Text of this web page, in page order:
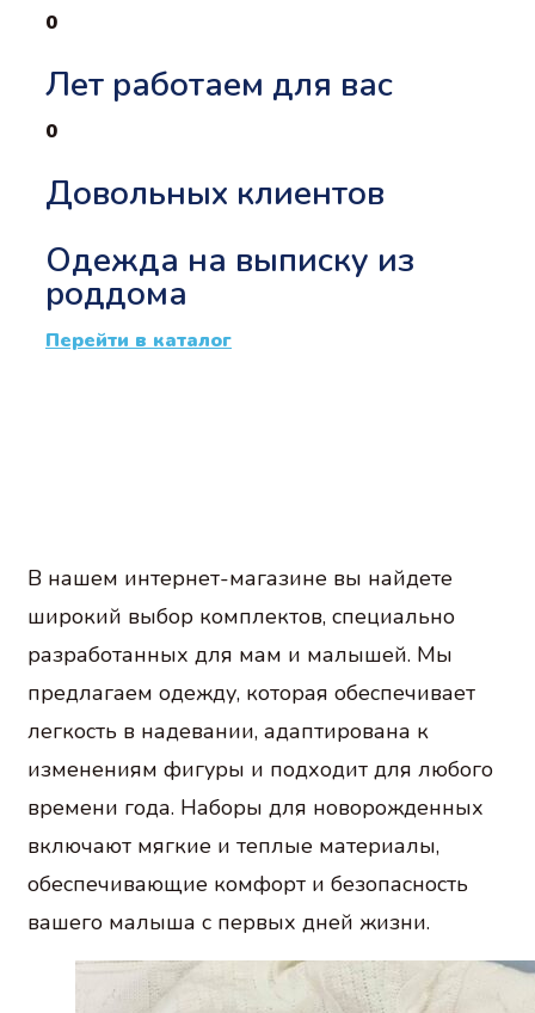
0
Лет работаем для вас
0
Довольных клиентов
Одежда на выписку из
роддома
Перейти в каталог
В нашем интернет-магазине вы найдете
широкий выбор комплектов, специально
разработанных для мам и малышей. Мы
предлагаем одежду, которая обеспечивает
легкость в надевании, адаптирована к
изменениям фигуры и подходит для любого
времени года. Наборы для новорожденных
включают мягкие и теплые материалы,
обеспечивающие комфорт и безопасность
вашего малыша с первых дней жизни.